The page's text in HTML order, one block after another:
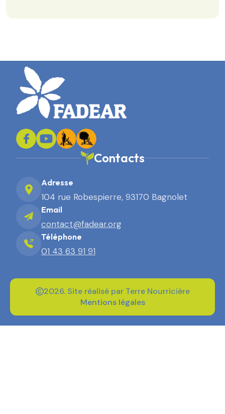
Contacts
Adresse
104 rue Robespierre, 93170 Bagnolet
Email
contact@fadear.org
Téléphone
01 43 63 91 91
2026. Site réalisé par Terre Nourricière
Mentions légales